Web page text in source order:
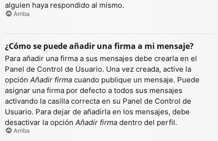
alguien haya respondido al mismo.
Arriba
¿Cómo se puede añadir una firma a mi mensaje?
Para añadir una firma a sus mensajes debe crearla en el
Panel de Control de Usuario. Una vez creada, active la
opción Añadir firma cuando publique un mensaje. Puede
asignar una firma por defecto a todos sus mensajes
activando la casilla correcta en su Panel de Control de
Usuario. Para dejar de añadirla en los mensajes, debe
desactivar la opción Añadir firma dentro del perfil.
Arriba